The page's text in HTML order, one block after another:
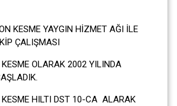
KESME YAYGIN HİZMET AĞI İLE
ÇALIŞMASI
OLARAK 2002 YILINDA
HILTI DST 10-CA ALARAK